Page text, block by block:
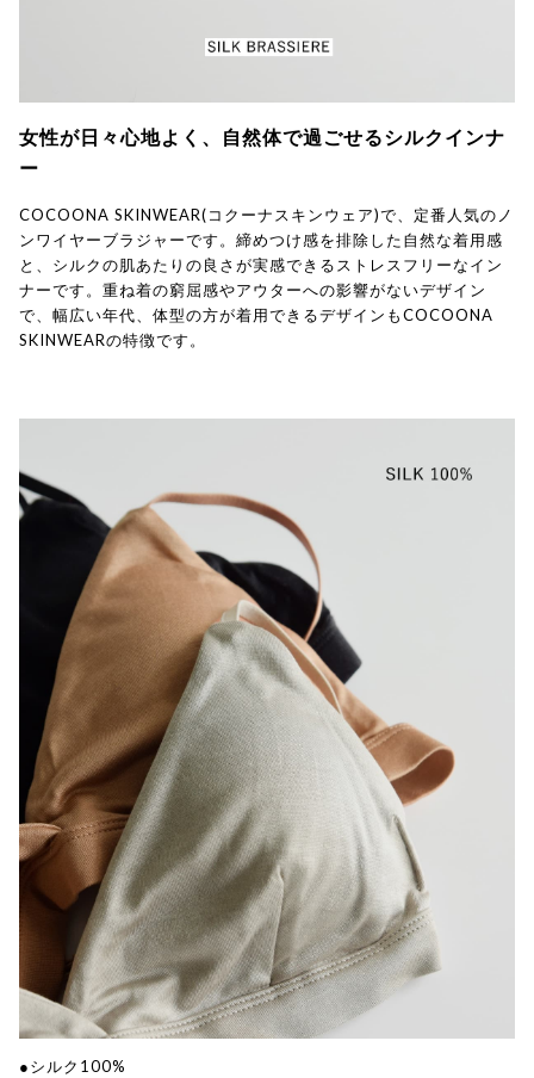
女性が日々心地よく、自然体で過ごせるシルクインナ
ー
COCOONA SKINWEAR(コクーナスキンウェア)で、定番人気のノ
ンワイヤーブラジャーです。締めつけ感を排除した自然な着用感
と、シルクの肌あたりの良さが実感できるストレスフリーなイン
ナーです。重ね着の窮屈感やアウターへの影響がないデザイン
で、幅広い年代、体型の方が着用できるデザインもCOCOONA
SKINWEARの特徴です。
●シルク100%